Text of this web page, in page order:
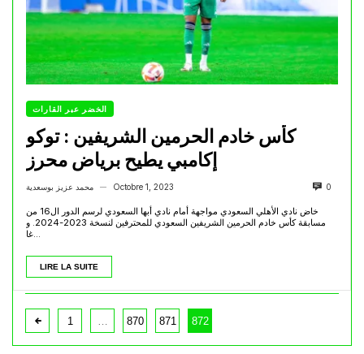
الخضر عبر القارات
كأس خادم الحرمين الشريفين : توكو
محمد عزيز بوسعدية — Octobre 1, 2023 0
خاض نادي الأهلي السعودي مواجهة أمام نادي أبها السعودي لرسم الدور ال16 من
مسابقة كأس خادم الحرمين الشريفين السعودي للمحترفين لنسخة 2023-2024. و
غا...
LIRE LA SUITE
1 … 870 871 872